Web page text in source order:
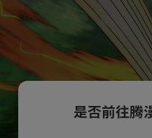
是否前往腾